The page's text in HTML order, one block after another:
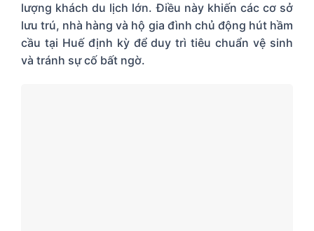
lượng khách du lịch lớn. Điều này khiến các cơ sở
lưu trú, nhà hàng và hộ gia đình chủ động hút hầm
cầu tại Huế định kỳ để duy trì tiêu chuẩn vệ sinh
và tránh sự cố bất ngờ.